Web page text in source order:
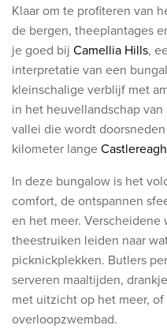
Klaar om te profiteren van
de bergen, theeplantages
je goed bij Camellia Hills,
interpretatie van een
kleinschalige verblijf met
in het heuvellandschap van
vallei die wordt
kilometer lange
In deze bungalow is het
comfort, de ontspannen
en het meer. Verscheidene
theestruiken leiden naar
picknickplekken. Butlers
serveren maaltijden,
met uitzicht op het meer, of
overloopzwembad.